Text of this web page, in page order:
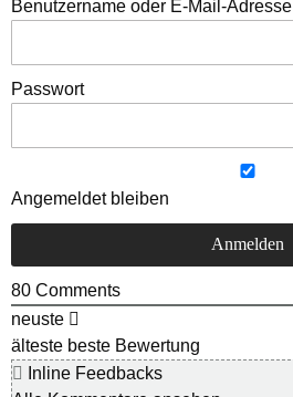
Benutzername oder E-Mail-Adresse
Passwort
Angemeldet bleiben
80 Comments
neuste
älteste beste Bewertung
Inline Feedbacks